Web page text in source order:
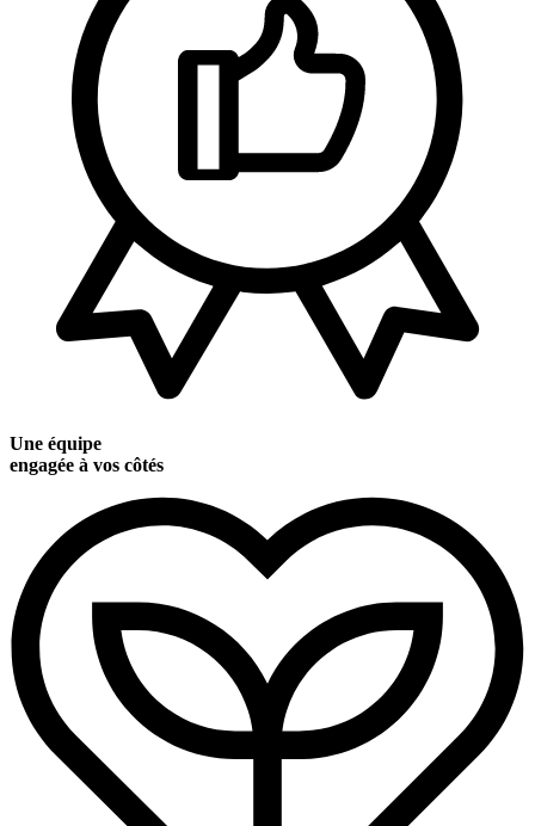
Une équipe
engagée à vos côtés